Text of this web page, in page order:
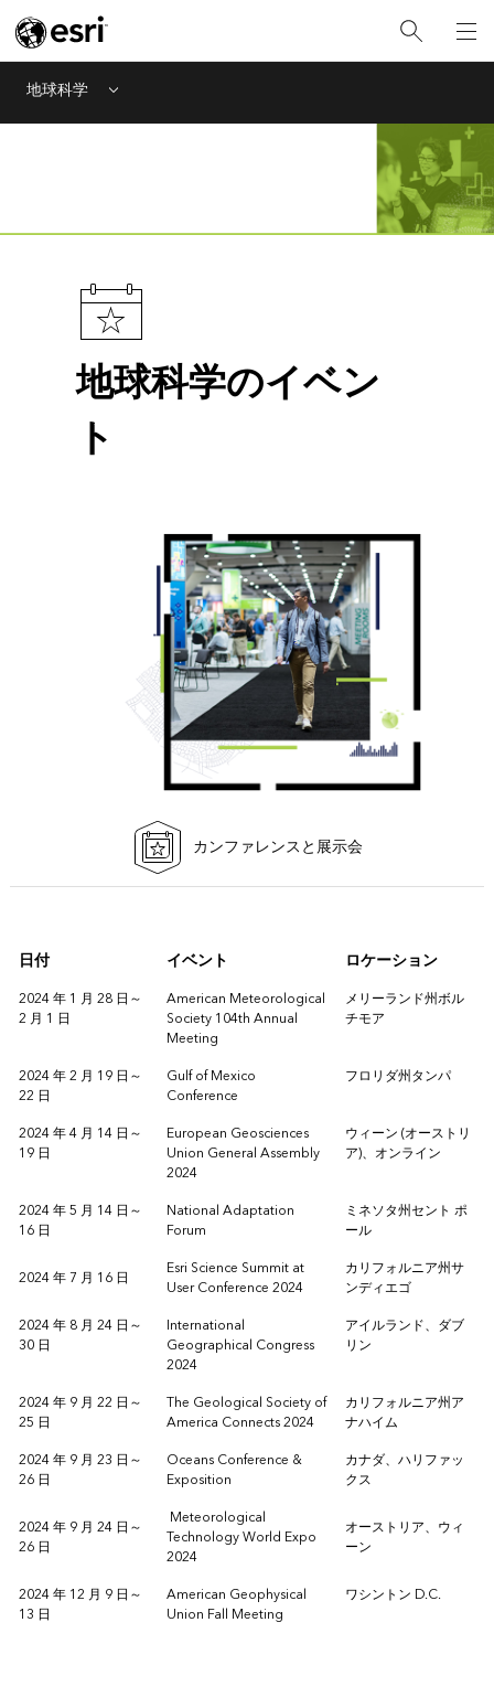
地球科学 Menu
地球科学のイベン
ト
カンファレンスと展示会
日付 イベント ロケーション
2024 年 1 月 28 日～
2 月 1 日
American Meteorological
Society 104th Annual
Meeting
メリーランド州ボル
チモア
2024 年 2 月 19 日～
22 日
Gulf of Mexico
Conference
フロリダ州タンパ
2024 年 4 月 14 日～
19 日
European Geosciences
Union General Assembly
2024
ウィーン (オーストリ
ア)、オンライン
2024 年 5 月 14 日～
16 日
National Adaptation
Forum
ミネソタ州セント ポ
ール
2024 年 7 月 16 日
Esri Science Summit at
User Conference 2024
カリフォルニア州サ
ンディエゴ
2024 年 8 月 24 日～
30 日
International
Geographical Congress
2024
アイルランド、ダブ
リン
2024 年 9 月 22 日～
25 日
The Geological Society of
America Connects 2024
カリフォルニア州ア
ナハイム
2024 年 9 月 23 日～
26 日
Oceans Conference &
Exposition
カナダ、ハリファッ
クス
2024 年 9 月 24 日～
26 日
Meteorological
Technology World Expo
2024
オーストリア、ウィ
ーン
2024 年 12 月 9 日～
13 日
American Geophysical
Union Fall Meeting
ワシントン D.C.